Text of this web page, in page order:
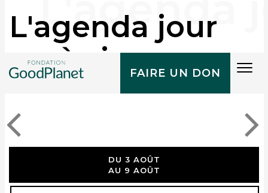
FAIRE UN DON
L'agenda jour
après jour
DU 3 AOÛT
AU 9 AOÛT